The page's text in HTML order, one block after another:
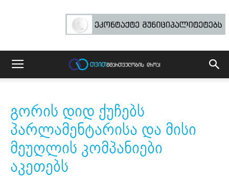
გორის დიდ ქუჩებს
პარლამენტარისა და მისი
მეუღლის კომპანიები
აკეთებს